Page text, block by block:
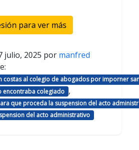
para ver más
julio, 2025 por manfred
costas al colegio de abogados por imporner
encontraba colegiado ,
que proceda la suspension del acto
del acto administrativo